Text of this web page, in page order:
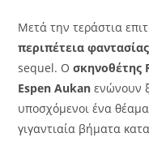
Μετά την τεράστια
περιπέτεια
sequel. Οσκηνοθέτης
Espen Aukan ενώνουν
υποσχόμενοι ένα
γιγαντιαία βήματα